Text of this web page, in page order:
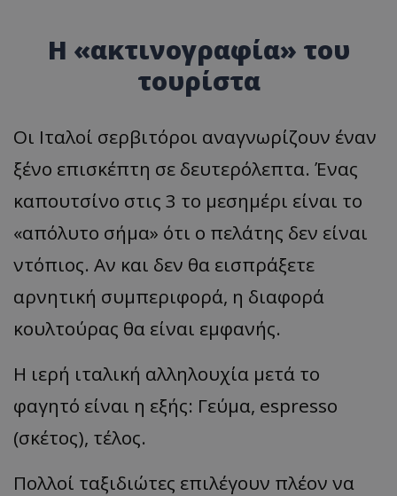
Η «ακτινογραφία» του
τουρίστα
Οι Ιταλοί σερβιτόροι αναγνωρίζουν έναν
ξένο επισκέπτη σε δευτερόλεπτα. Ένας
καπουτσίνο στις 3 το μεσημέρι είναι το
«απόλυτο σήμα» ότι ο πελάτης δεν είναι
ντόπιος. Αν και δεν θα εισπράξετε
αρνητική συμπεριφορά, η διαφορά
κουλτούρας θα είναι εμφανής.
Η ιερή ιταλική αλληλουχία μετά το
φαγητό είναι η εξής: Γεύμα, espresso
(σκέτος), τέλος.
Πολλοί ταξιδιώτες επιλέγουν πλέον να